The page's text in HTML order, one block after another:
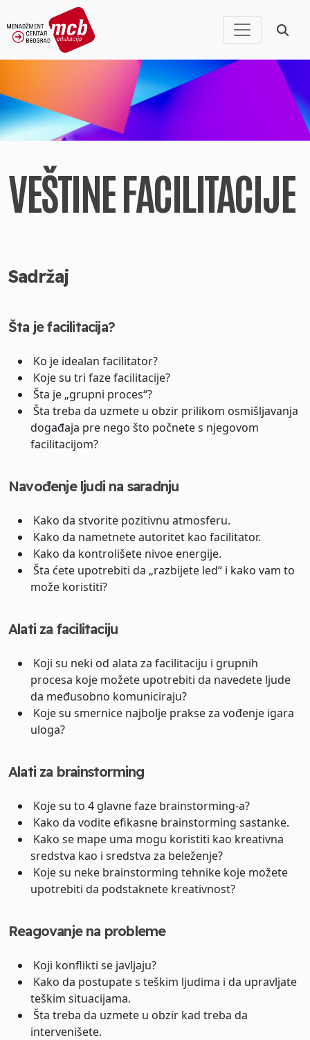
VEŠTINE FACILITACIJE
Sadržaj
Šta je facilitacija?
Ko je idealan facilitator?
Koje su tri faze facilitacije?
Šta je „grupni proces“?
Šta treba da uzmete u obzir prilikom osmišljavanja
događaja pre nego što počnete s njegovom
facilitacijom?
Navođenje ljudi na saradnju
Kako da stvorite pozitivnu atmosferu.
Kako da nametnete autoritet kao facilitator.
Kako da kontrolišete nivoe energije.
Šta ćete upotrebiti da „razbijete led“ i kako vam to
može koristiti?
Alati za facilitaciju
Koji su neki od alata za facilitaciju i grupnih
procesa koje možete upotrebiti da navedete ljude
da međusobno komuniciraju?
Koje su smernice najbolje prakse za vođenje igara
uloga?
Alati za brainstorming
Koje su to 4 glavne faze brainstorming-a?
Kako da vodite efikasne brainstorming sastanke.
Kako se mape uma mogu koristiti kao kreativna
sredstva kao i sredstva za beleženje?
Koje su neke brainstorming tehnike koje možete
upotrebiti da podstaknete kreativnost?
Reagovanje na probleme
Koji konflikti se javljaju?
Kako da postupate s teškim ljudima i da upravljate
teškim situacijama.
Šta treba da uzmete u obzir kad treba da
intervenišete.